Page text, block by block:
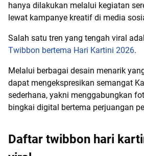
hanya dilakukan melalui kegiatan
lewat kampanye kreatif di media
Salah satu tren yang tengah viral
Twibbon bertema Hari Kartini 2026.
Melalui berbagai desain menarik
dapat mengekspresikan semangat
sederhana, yakni menggabungkan
bingkai digital bertema perjuangan
Daftar twibbon hari